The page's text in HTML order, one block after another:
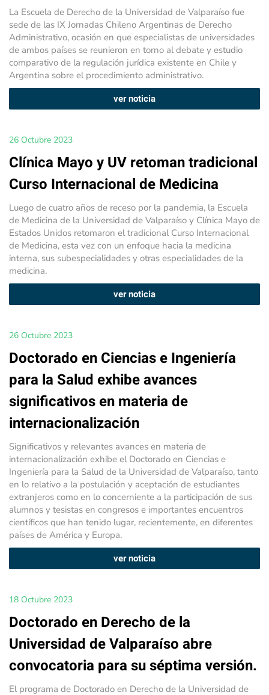
La Escuela de Derecho de la Universidad de Valparaíso fue
sede de las IX Jornadas Chileno Argentinas de Derecho
Administrativo, ocasión en que especialistas de universidades
de ambos países se reunieron en torno al debate y estudio
comparativo de la regulación jurídica existente en Chile y
Argentina sobre el procedimiento administrativo.
ver noticia
26 Octubre 2023
Clínica Mayo y UV retoman tradicional
Curso Internacional de Medicina
Luego de cuatro años de receso por la pandemia, la Escuela
de Medicina de la Universidad de Valparaíso y Clínica Mayo de
Estados Unidos retomaron el tradicional Curso Internacional
de Medicina, esta vez con un enfoque hacia la medicina
interna, sus subespecialidades y otras especialidades de la
medicina.
ver noticia
26 Octubre 2023
Doctorado en Ciencias e Ingeniería
para la Salud exhibe avances
significativos en materia de
internacionalización
Significativos y relevantes avances en materia de
internacionalización exhibe el Doctorado en Ciencias e
Ingeniería para la Salud de la Universidad de Valparaíso, tanto
en lo relativo a la postulación y aceptación de estudiantes
extranjeros como en lo concerniente a la participación de sus
alumnos y tesistas en congresos e importantes encuentros
científicos que han tenido lugar, recientemente, en diferentes
países de América y Europa.
ver noticia
18 Octubre 2023
Doctorado en Derecho de la
Universidad de Valparaíso abre
convocatoria para su séptima versión.
El programa de Doctorado en Derecho de la Universidad de